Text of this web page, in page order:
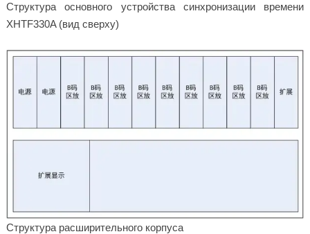
Структура основного устройства синхронизации времени
XHTF330A (вид сверху)
Структура расширительного корпуса